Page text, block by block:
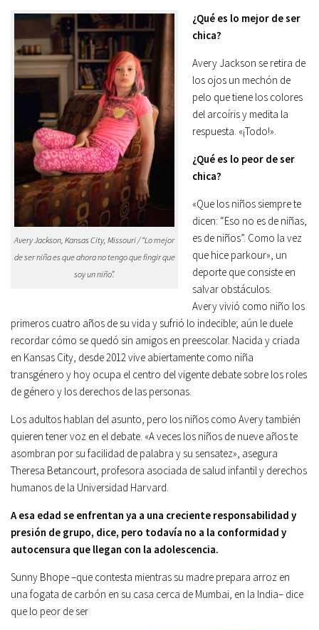
Avery Jackson, Kansas City, Missouri / “Lo mejor
de ser niña es que ahora no tengo que fingir que
soy un niño”.
¿Qué es lo mejor de ser
chica?
Avery Jackson se retira de
los ojos un mechón de
pelo que tiene los colores
del arcoíris y medita la
respuesta. «¡Todo!».
¿Qué es lo peor de ser
chica?
«Que los niños siempre te
dicen: “Eso no es de niñas,
es de niños”. Como la vez
que hice park­our», un
deporte que consiste en
salvar obstáculos.
Avery vivió como niño los
primeros cuatro años de su vida y sufrió lo indecible; aún le duele
recordar cómo se quedó sin amigos en preescolar. Nacida y criada
en Kansas City, desde 2012 vive abiertamente como niña
transgénero y hoy ocupa el centro del vigente debate sobre los roles
de género y los derechos de las personas.
Los adultos hablan del asunto, pero los niños como Avery también
quieren tener voz en el debate. «A veces los niños de nueve años te
asombran por su facilidad de palabra y su sensatez», asegura
Theresa Betancourt, profesora asociada de salud infantil y derechos
humanos de la Universidad Harvard.
A esa edad se enfrentan ya a una creciente responsabilidad y
presión de grupo, dice, pero todavía no a la conformidad y
autocensura que llegan con la adolescencia.
Sunny Bhope –que contesta mientras su ma­dre prepara arroz en
una fogata de carbón en su casa cerca de Mumbai, en la India– dice
que lo peor de ser